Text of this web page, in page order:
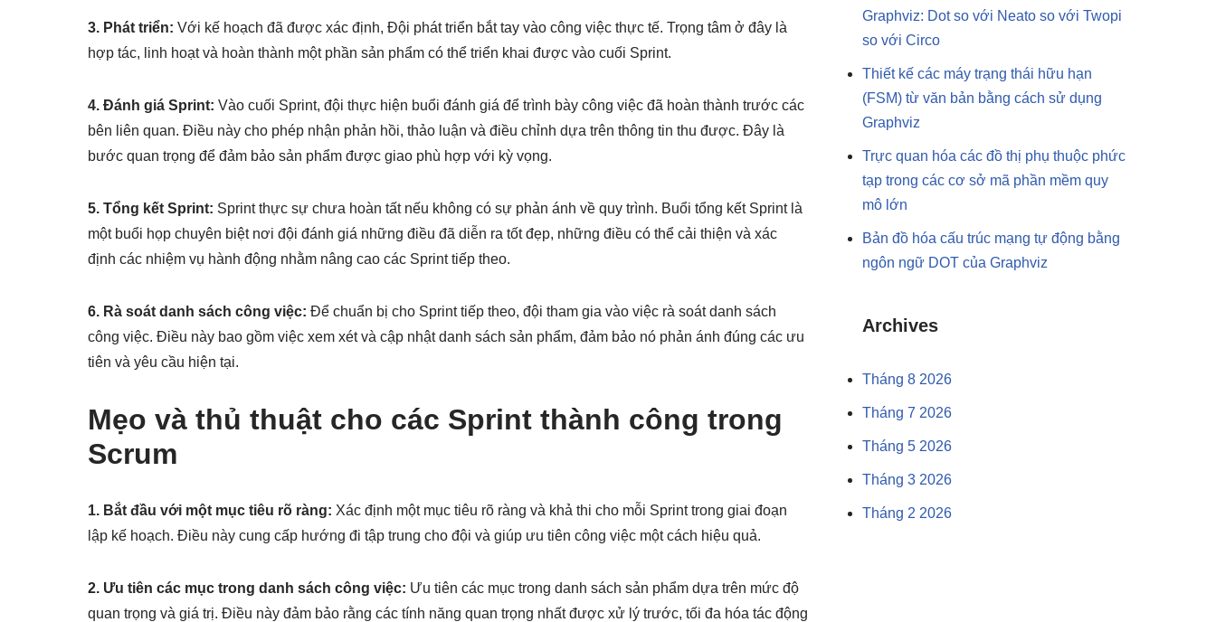
3. Phát triển: Với kế hoạch đã được xác định, Đội phát triển bắt tay vào công việc thực tế. Trọng tâm ở đây là
hợp tác, linh hoạt và hoàn thành một phần sản phẩm có thể triển khai được vào cuối Sprint.
4. Đánh giá Sprint: Vào cuối Sprint, đội thực hiện buổi đánh giá để trình bày công việc đã hoàn thành trước các
bên liên quan. Điều này cho phép nhận phản hồi, thảo luận và điều chỉnh dựa trên thông tin thu được. Đây là
bước quan trọng để đảm bảo sản phẩm được giao phù hợp với kỳ vọng.
5. Tổng kết Sprint: Sprint thực sự chưa hoàn tất nếu không có sự phản ánh về quy trình. Buổi tổng kết Sprint là
một buổi họp chuyên biệt nơi đội đánh giá những điều đã diễn ra tốt đẹp, những điều có thể cải thiện và xác
định các nhiệm vụ hành động nhằm nâng cao các Sprint tiếp theo.
6. Rà soát danh sách công việc: Để chuẩn bị cho Sprint tiếp theo, đội tham gia vào việc rà soát danh sách
công việc. Điều này bao gồm việc xem xét và cập nhật danh sách sản phẩm, đảm bảo nó phản ánh đúng các ưu
tiên và yêu cầu hiện tại.
Mẹo và thủ thuật cho các Sprint thành công trong
Scrum
1. Bắt đầu với một mục tiêu rõ ràng: Xác định một mục tiêu rõ ràng và khả thi cho mỗi Sprint trong giai đoạn
lập kế hoạch. Điều này cung cấp hướng đi tập trung cho đội và giúp ưu tiên công việc một cách hiệu quả.
2. Ưu tiên các mục trong danh sách công việc: Ưu tiên các mục trong danh sách sản phẩm dựa trên mức độ
quan trọng và giá trị. Điều này đảm bảo rằng các tính năng quan trọng nhất được xử lý trước, tối đa hóa tác động
Graphviz: Dot so với Neato so với Twopi
so với Circo
Thiết kế các máy trạng thái hữu hạn
(FSM) từ văn bản bằng cách sử dụng
Graphviz
Trực quan hóa các đồ thị phụ thuộc phức
tạp trong các cơ sở mã phần mềm quy
mô lớn
Bản đồ hóa cấu trúc mạng tự động bằng
ngôn ngữ DOT của Graphviz
Archives
Tháng 8 2026
Tháng 7 2026
Tháng 5 2026
Tháng 3 2026
Tháng 2 2026